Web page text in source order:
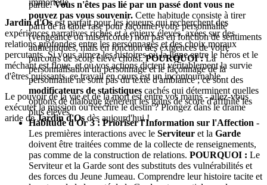
Jardin d'Osest parfait pour les joueurs qui recherchent des
expériences narratives riches et à enjeux élevés, axées sur des
relations profondes entre les personnages et des choix moraux
percutants. Si vous aimez les histoires où la ligne entre le héros et le
méchant est floue, et où vos actions dictent véritablement la survie
d'êtres puissants, ce travail en cours est un incontournable.
Le pouvoir de la vie et de la mort est entre vos mains - allez-vous
exécuter la mission ou réécrire le destin ? Plongez dans le drame
aride deJardin d'Os dès aujourd'hui !
partie.Vous n'êtes pas lié par un passé dont vous ne
pouvez pas vous souvenir. Cette habitude consiste à tirer
parti de la table rase pour façonner votre personnalité
(vengeance ou miséricorde) non pas en fonction de sentiments
authentiques, mais en fonction des exigences de votre
parcours de score élevé choisi.POURQUOI :La
personnalisation du personnage et le façonnage de la
personnalité ne sont pas du texte d'ambiance ; ce sont des
modificateurs de statistiques cachés qui déterminent quelles
options de dialogue génèrent les gains de score d'affinité les
plus élevés.
Habitude d'Or 3 : Prioriser l'Information sur l'Affection -
Les premières interactions avec le Serviteur et la Garde
doivent être traitées comme de la collecte de renseignements,
pas comme de la construction de relations. POURQUOI : Le
Serviteur et la Garde sont des substituts des vulnérabilités et
des forces du Jeune Jumeau. Comprendre leur histoire tacite et